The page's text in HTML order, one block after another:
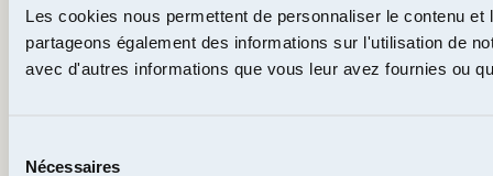
Les cookies nous permettent de personnaliser le contenu
partageons également des informations sur l'utilisation de
avec d'autres informations que vous leur avez fournies ou
Nécessaires